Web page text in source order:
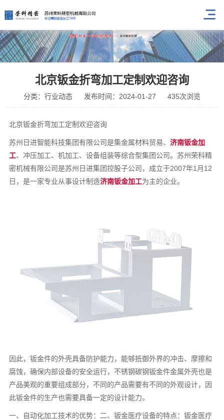
北京钣金折弯加工定制欢迎咨询
分类：行业动态 发布时间：2024-01-27 435次浏览
北京钣金折弯加工定制欢迎咨询
苏州日进智能科技集团有限公司是集金属材料贸易、济南钣金加
工、冲压加工、机加工、设备组装等综合型集团公司。苏州荣科精
密机械有限公司是苏州日进集团控股子公司，成立于2007年1月12
日，是一家专业从事设计制造济南钣金加工为主的企业。
因此，钣金件的外壳具备防护能力，能够抵御外界的冲击、摩擦和
腐蚀，确保内部设备的安全运行，不锈钢碳钢钣金件金属外壳也是
产品美观的重要组成部分，不同的产品需要有不同的外观设计，因
此钣金件的生产也需要具备一定的设计能力。
一、自动化加工技术的优势：二、钣金医疗设备的特点：钣金医疗